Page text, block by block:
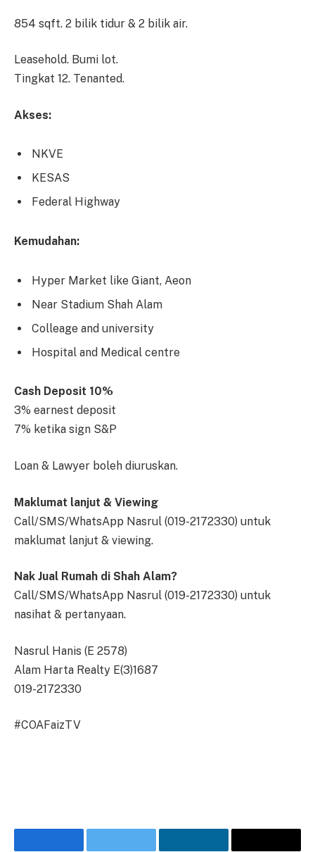
854 sqft. 2 bilik tidur & 2 bilik air.
Leasehold. Bumi lot.
Tingkat 12. Tenanted.
Akses:
NKVE
KESAS
Federal Highway
Kemudahan:
Hyper Market like Giant, Aeon
Near Stadium Shah Alam
Colleage and university
Hospital and Medical centre
Cash Deposit 10%
3% earnest deposit
7% ketika sign S&P
Loan & Lawyer boleh diuruskan.
Maklumat lanjut & Viewing
Call/SMS/WhatsApp Nasrul (019-2172330) untuk
maklumat lanjut & viewing.
Nak Jual Rumah di Shah Alam?
Call/SMS/WhatsApp Nasrul (019-2172330) untuk
nasihat & pertanyaan.
Nasrul Hanis (E 2578)
Alam Harta Realty E(3)1687
019-2172330
#COAFaizTV